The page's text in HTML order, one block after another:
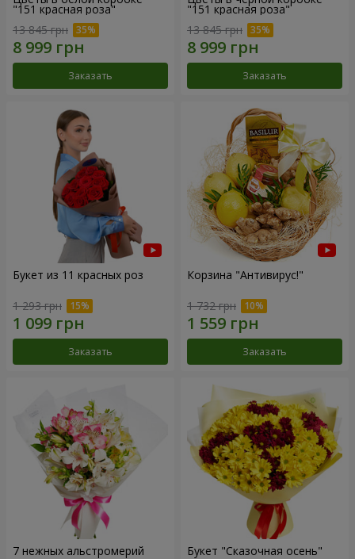
"151 красная роза"
13 845 грн
Заказать
"151 красная роза"
13 845 грн
Заказать
Букет из 11 красных роз
1 293 грн
Заказать
Корзина "Антивирус!"
1 732 грн
Заказать
7 нежных альстромерий Букет "Сказочная осень"